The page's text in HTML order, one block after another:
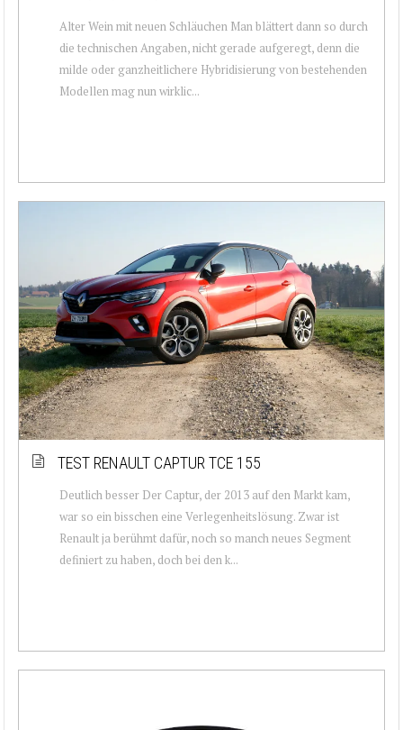
Alter Wein mit neuen Schläuchen Man blättert dann so durch
die technischen Angaben, nicht gerade aufgeregt, denn die
milde oder ganzheitlichere Hybridisierung von bestehenden
Modellen mag nun wirklic...
TEST RENAULT CAPTUR TCE 155
Deutlich besser Der Captur, der 2013 auf den Markt kam,
war so ein bisschen eine Verlegenheitslösung. Zwar ist
Renault ja berühmt dafür, noch so manch neues Segment
definiert zu haben, doch bei den k...